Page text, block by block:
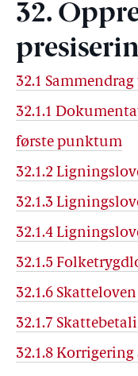
32.
32.1 Sammendrag
32.1.1
første punktum
32.1.2
32.1.3
32.1.4
32.1.5
32.1.6
32.1.7
32.1.8